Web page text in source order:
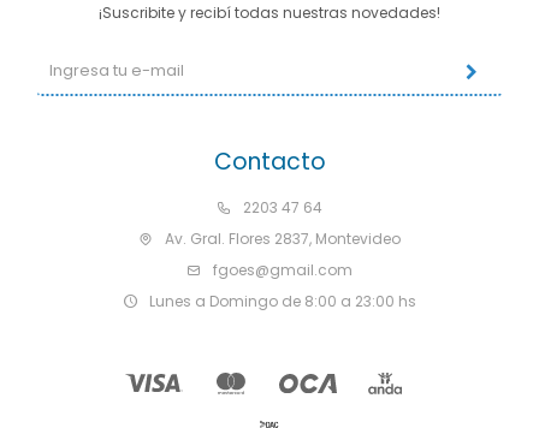
Contacto
2203 47 64
Av. Gral. Flores 2837, Montevideo
fgoes@gmail.com
Lunes a Domingo de 8:00 a 23:00 hs
¡Suscribite y recibí todas nuestras novedades!